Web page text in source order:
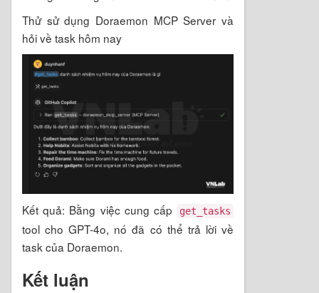
Thử sử dụng Doraemon MCP Server và
hỏi về task hôm nay
Kết quả: Bằng việc cung cấp get_tasks
tool cho GPT-4o, nó đã có thể trả lời về
task của Doraemon.
Kết luận